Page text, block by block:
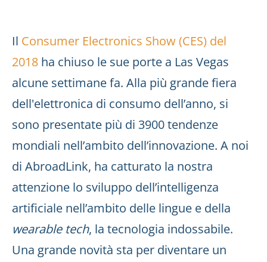
Il Consumer Electronics Show (CES) del
2018 ha chiuso le sue porte a Las Vegas
alcune settimane fa. Alla più grande fiera
dell'elettronica di consumo dell’anno, si
sono presentate più di 3900 tendenze
mondiali nell’ambito dell’innovazione. A noi
di AbroadLink, ha catturato la nostra
attenzione lo sviluppo dell’intelligenza
artificiale nell’ambito delle lingue e della
wearable tech, la tecnologia indossabile.
Una grande novità sta per diventare un